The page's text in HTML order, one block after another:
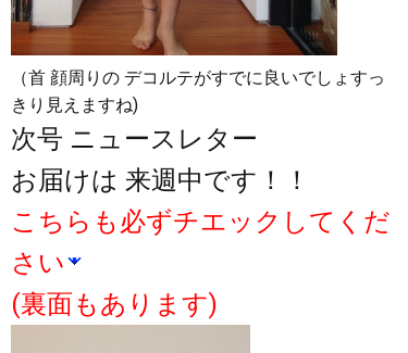
（首 顔周りの デコルテがすでに良いでしょすっ
きり見えますね)
次号 ニュースレター
お届けは 来週中です！！
こちらも必ずチエックしてくだ
さい
(裏面もあります)